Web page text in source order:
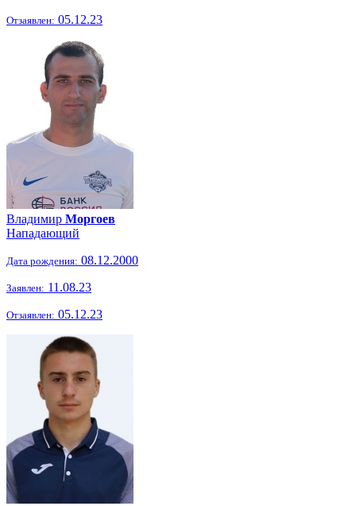
Отзаявлен: 05.12.23
Владимир Моргоев
Нападающий
Дата рождения: 08.12.2000
Заявлен: 11.08.23
Отзаявлен: 05.12.23